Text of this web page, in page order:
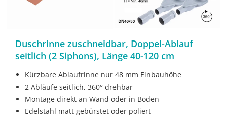
Duschrinne zuschneidbar, Doppel-Ablauf
seitlich (2 Siphons), Länge 40-120 cm
Kürzbare Ablaufrinne nur 48 mm Einbauhöhe
2 Abläufe seitlich, 360° drehbar
Montage direkt an Wand oder in Boden
Edelstahl matt gebürstet oder poliert